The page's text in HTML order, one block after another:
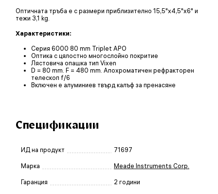
Оптичната тръба е с размери приблизително 15,5"x4,5"x6" и
тежи 3,1 kg.
Характеристики:
Серия 6000 80 mm Triplet APO
Оптика с цялостно многослойно покритие
Лястовича опашка тип Vixen
D = 80 mm. F = 480 mm. Апохроматичен рефракторен
телескоп f/6
Включен е алуминиев твърд калъф за пренасяне
Спецификации
ИД на продукт 71697
Марка Meade Instruments Corp.
Гаранция 2 години